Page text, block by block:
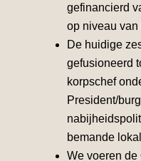
gefinancierd
op niveau van
De huidige
gefusioneerd
korpschef
President/
bemande
We voeren de